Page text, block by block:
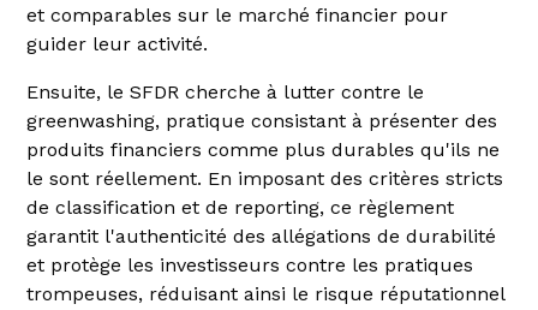
et comparables sur le marché financier pour
guider leur activité.
Ensuite, le SFDR cherche à lutter contre le
greenwashing, pratique consistant à présenter des
produits financiers comme plus durables qu'ils ne
le sont réellement. En imposant des critères stricts
de classification et de reporting, ce règlement
garantit l'authenticité des allégations de durabilité
et protège les investisseurs contre les pratiques
trompeuses, réduisant ainsi le risque réputationnel